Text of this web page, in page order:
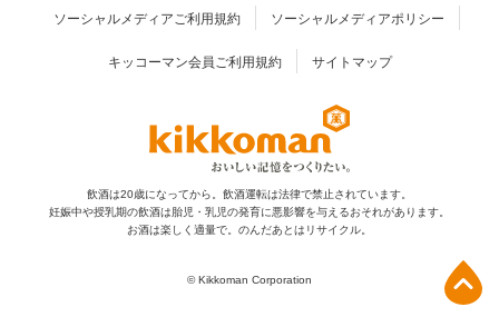
ソーシャルメディアご利用規約 ソーシャルメディアポリシー
キッコーマン会員ご利用規約 サイトマップ
飲酒は20歳になってから。飲酒運転は法律で禁止されています。
妊娠中や授乳期の飲酒は胎児・乳児の発育に悪影響を与えるおそれがあります。
お酒は楽しく適量で。のんだあとはリサイクル。
© Kikkoman Corporation